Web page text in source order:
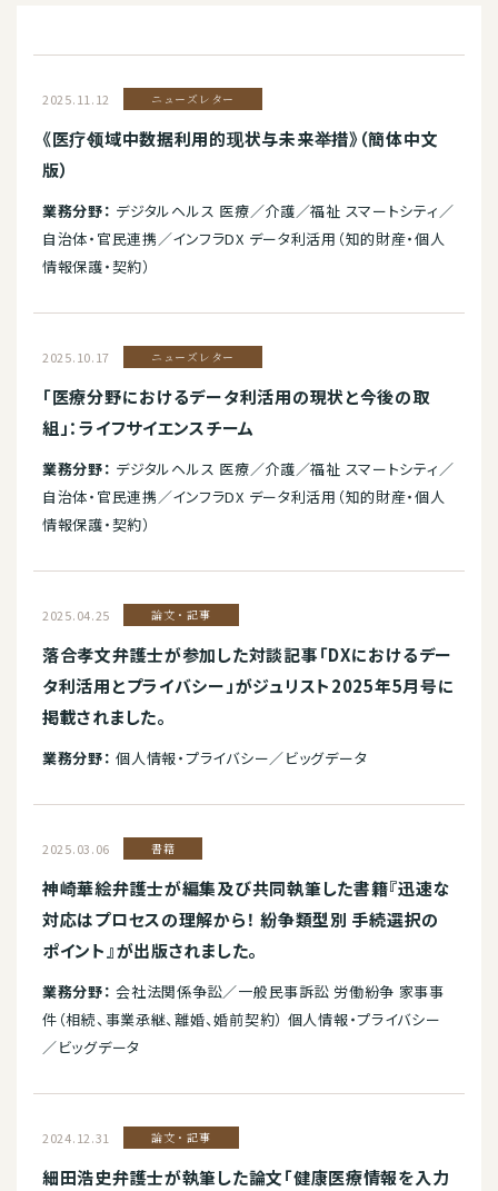
2025.11.12 ニューズレター
《医疗领域中数据利用的现状与未来举措》（簡体中文
版）
業務分野： デジタルヘルス 医療／介護／福祉 スマートシティ／
自治体・官民連携／インフラDX データ利活用（知的財産・個人
情報保護・契約）
2025.10.17 ニューズレター
「医療分野におけるデータ利活用の現状と今後の取
組」：ライフサイエンスチーム
業務分野： デジタルヘルス 医療／介護／福祉 スマートシティ／
自治体・官民連携／インフラDX データ利活用（知的財産・個人
情報保護・契約）
2025.04.25 論文・記事
落合孝文弁護士が参加した対談記事「DXにおけるデー
タ利活用とプライバシー」がジュリスト2025年5月号に
掲載されました。
業務分野： 個人情報・プライバシー／ビッグデータ
2025.03.06 書籍
神崎華絵弁護士が編集及び共同執筆した書籍『迅速な
対応はプロセスの理解から！ 紛争類型別 手続選択の
ポイント』が出版されました。
業務分野： 会社法関係争訟／一般民事訴訟 労働紛争 家事事
件（相続、事業承継、離婚、婚前契約） 個人情報・プライバシー
／ビッグデータ
2024.12.31 論文・記事
細田浩史弁護士が執筆した論文「健康医療情報を入力